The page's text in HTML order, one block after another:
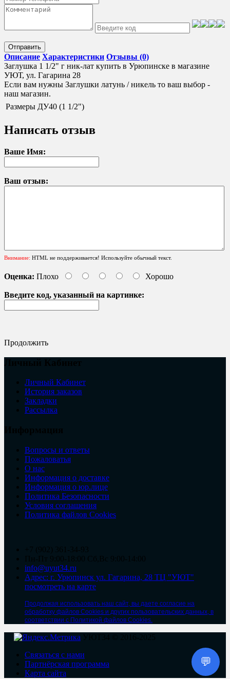
Отправить
Описание Характеристики Отзывы (0)
Заглушка 1 1/2" г ник-лат купить в Урюпинске в магазине
УЮТ, ул. Гагарина 28
Если вам нужны Заглушки латунь / никель то ваш выбор -
наш магазин.
Размеры ДУ40 (1 1/2")
Написать отзыв
Ваше Имя:
Ваш отзыв:
Внимание: HTML не поддерживается! Используйте обычный текст.
Оценка: Плохо Хорошо
Введите код, указанный на картинке:
Продолжить
Личный Кабинет
История заказов
Закладки
Рассылка
Вопросы и ответы
Пожаловатья
О нас
Информация о доставке
Информация о юр.лице
Политика Безопасности
Условия соглашения
Политика файлов Cookies
info@uyut34.ru
Адрес: г. Урюпинск ул. Гагарина, 28 ТЦ "УЮТ"
посмотреть на карте
Продолжая использовать наш сайт, вы даете согласие на
обработку файлов Cookies и других пользовательских данных, в
соответствии с Политикой файлов Cookies.
Связаться с нами
Партнёрская программа
Карта сайта
💬